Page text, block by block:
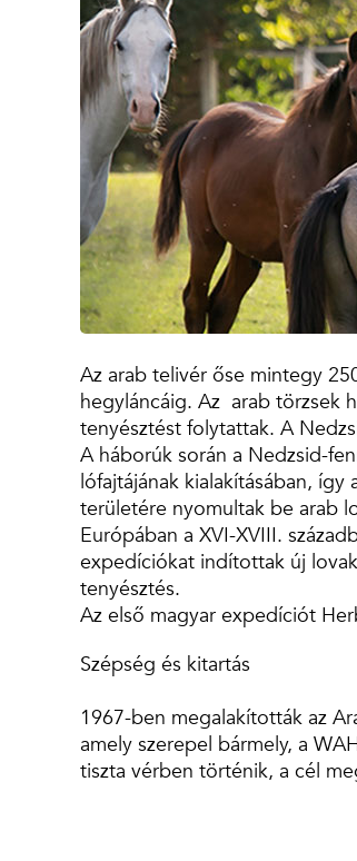
Az arab telivér őse mintegy
hegyláncáig. Az arab törzsek
tenyésztést folytattak. A
A háborúk során a Nedzsid-
lófajtájának kialakításában,
területére nyomultak be arab
Európában a XVI-XVIII.
expedíciókat indítottak új
tenyésztés.
Az első magyar expedíciót
Szépség és kitartás
1967-ben megalakították az
amely szerepel bármely, a
tiszta vérben történik, a cél